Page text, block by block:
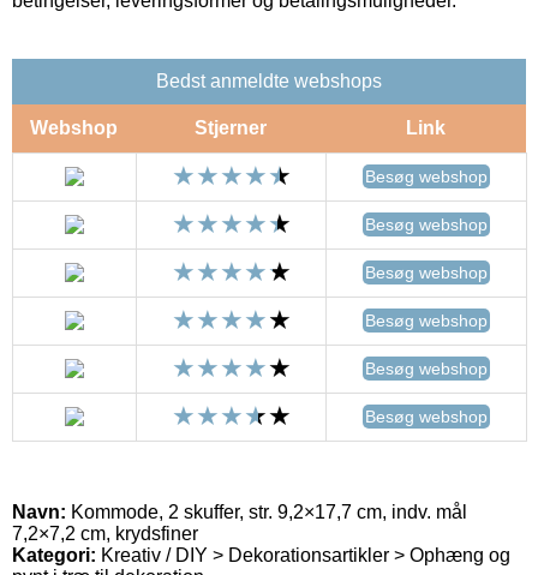
Bedst anmeldte webshops
Webshop Stjerner Link
Besøg webshop
Besøg webshop
Besøg webshop
Besøg webshop
Besøg webshop
Besøg webshop
Navn: Kommode, 2 skuffer, str. 9,2×17,7 cm, indv. mål
7,2×7,2 cm, krydsfiner
Kategori: Kreativ / DIY > Dekorationsartikler > Ophæng og